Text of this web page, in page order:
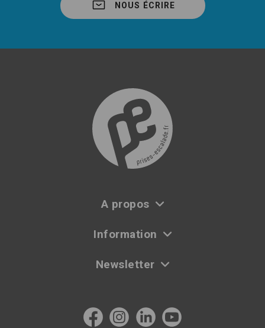
NOUS ÉCRIRE
A propos
Information
Newsletter